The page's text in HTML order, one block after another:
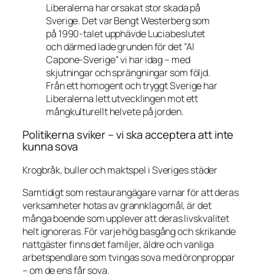
Liberalerna har orsakat stor skada på
Sverige. Det var Bengt Westerberg som
på 1990-talet upphävde Luciabeslutet
och därmed lade grunden för det ”Al
Capone-Sverige” vi har idag – med
skjutningar och sprängningar som följd.
Från ett homogent och tryggt Sverige har
Liberalerna lett utvecklingen mot ett
mångkulturellt helvete på jorden.
Politikerna sviker – vi ska acceptera att inte
kunna sova
Krogbråk, buller och maktspel i Sveriges städer
Samtidigt som restaurangägare varnar för att deras
verksamheter hotas av grannklagomål, är det
många boende som upplever att deras livskvalitet
helt ignoreras. För varje hög basgång och skrikande
nattgäster finns det familjer, äldre och vanliga
arbetspendlare som tvingas sova med öronproppar
– om de ens får sova.